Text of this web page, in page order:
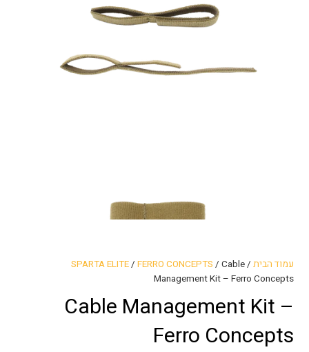
עמוד הבית /
SPARTA ELITE/ FERRO CONCEPTS / Cable
Management Kit – Ferro Concepts
Cable Management Kit –
Ferro Concepts